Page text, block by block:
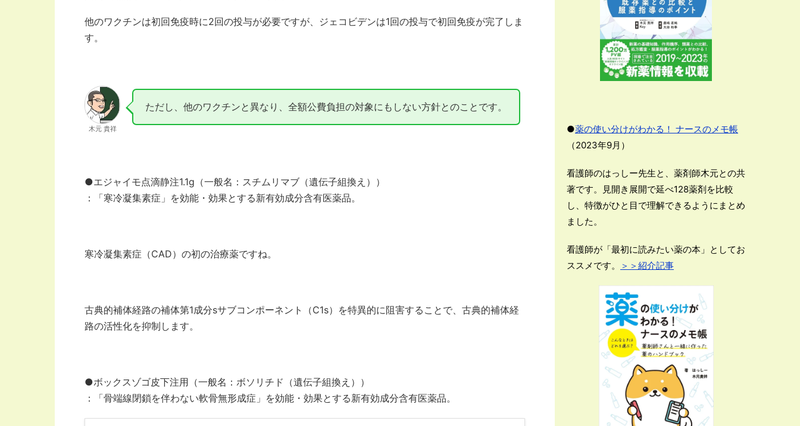
他のワクチンは初回免疫時に2回の投与が必要ですが、ジェコビデンは1回の投与で初回免疫が完了しま
す。
木元 貴祥
ただし、他のワクチンと異なり、全額公費負担の対象にもしない方針とのことです。
●エジャイモ点滴静注1.1g（一般名：スチムリマブ（遺伝子組換え））
：「寒冷凝集素症」を効能・効果とする新有効成分含有医薬品。
寒冷凝集素症（CAD）の初の治療薬ですね。
古典的補体経路の補体第1成分sサブコンポーネント（C1s）を特異的に阻害することで、古典的補体経
路の活性化を抑制します。
●ボックスゾゴ皮下注用（一般名：ボソリチド（遺伝子組換え））
：「骨端線閉鎖を伴わない軟骨無形成症」を効能・効果とする新有効成分含有医薬品。
●薬の使い分けがわかる！ ナースのメモ帳
（2023年9月）
看護師のはっしー先生と、薬剤師木元との共
著です。見開き展開で延べ128薬剤を比較
し、特徴がひと目で理解できるようにまとめ
ました。
看護師が「最初に読みたい薬の本」としてお
ススメです。
＞＞紹介記事